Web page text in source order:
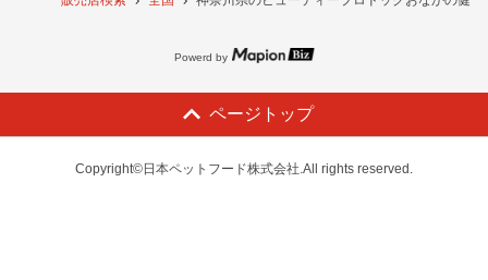
Powerd by
ページトップ
Copyright©日本ペットフード株式会社.All rights reserved.